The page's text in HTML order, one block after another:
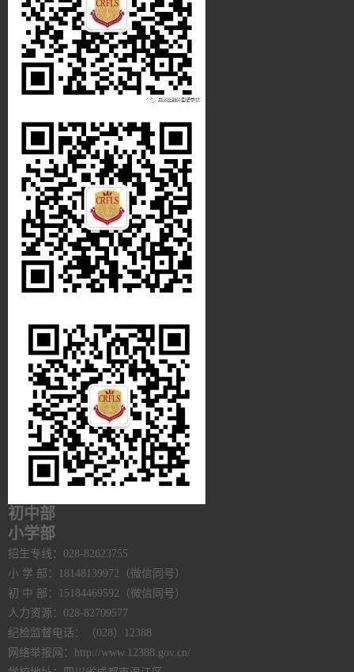
初中部
小学部
招生专线：028-82623755
小 学 部：18148139972（微信同号）
初 中 部：15184469592（微信同号）
人力资源：028-82709577
纪检监督电话：（028）12388
网络举报网：http://www.12388.gov.cn/